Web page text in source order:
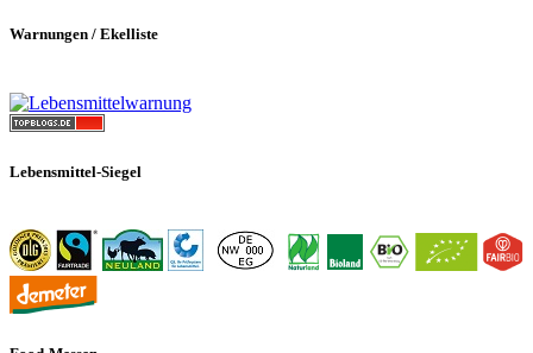
Warnungen / Ekelliste
Lebensmittel-Siegel